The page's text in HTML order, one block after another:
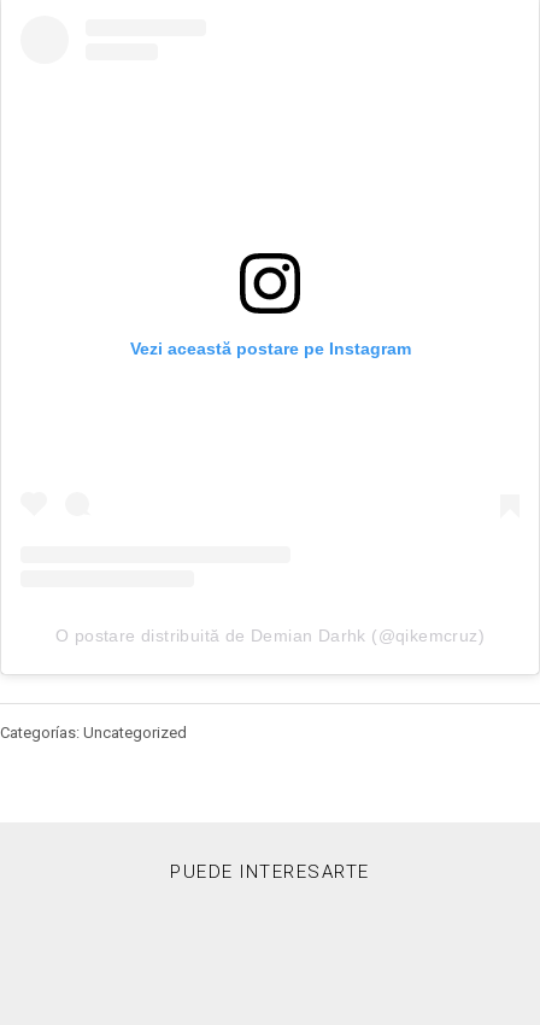
Vezi această postare pe Instagram
O postare distribuită de Demian Darhk (@qikemcruz)
Categorías: Uncategorized
PUEDE INTERESARTE